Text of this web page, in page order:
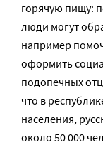
горячую пищу:
люди могут
например
оформить
подопечных
что в
населения,
около 50 000